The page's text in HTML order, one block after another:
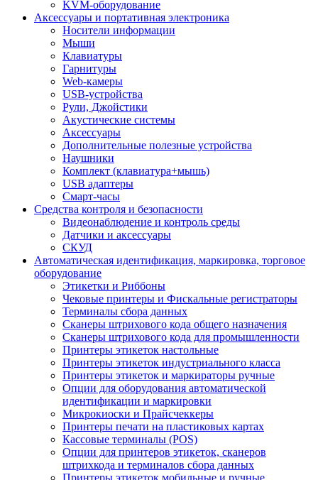
KVM-оборудование
Аксессуары и портативная электроника
Носители информации
Мыши
Клавиатуры
Гарнитуры
Web-камеры
USB-устройства
Рули, Джойстики
Акустические системы
Аксессуары
Дополнительные полезные устройства
Наушники
Комплект (клавиатура+мышь)
USB адаптеры
Смарт-часы
Средства контроля и безопасности
Видеонаблюдение и контроль среды
Датчики и аксессуары
СКУД
Автоматическая идентификация, маркировка, торговое
оборудование
Этикетки и Риббоны
Чековые принтеры и Фискальные регистраторы
Терминалы сбора данных
Сканеры штрихового кода общего назначения
Сканеры штрихового кода для промышленности
Принтеры этикеток настольные
Принтеры этикеток индустриального класса
Принтеры этикеток и маркираторы ручные
Опции для оборудования автоматической
идентификации и маркировки
Микрокиоски и Прайсчеккеры
Принтеры печати на пластиковых картах
Кассовые терминалы (POS)
Опции для принтеров этикеток, сканеров
штрихкода и терминалов сбора данных